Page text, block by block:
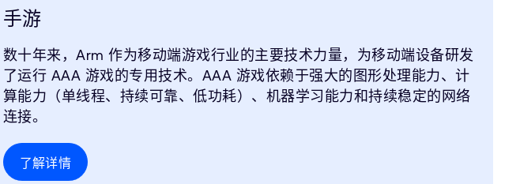
手游
数十年来，Arm 作为移动端游戏行业的主要技术力量，为移动端设备研发
了运行 AAA 游戏的专用技术。AAA 游戏依赖于强大的图形处理能力、计
算能力（单线程、持续可靠、低功耗）、机器学习能力和持续稳定的网络
连接。
了解详情